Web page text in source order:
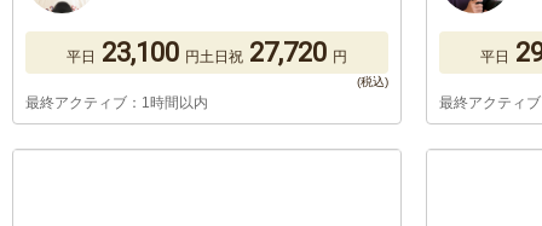
平日 23,100 円土日祝 27,720 円
最終アクティブ：1時間以内
平日
最終アクティ